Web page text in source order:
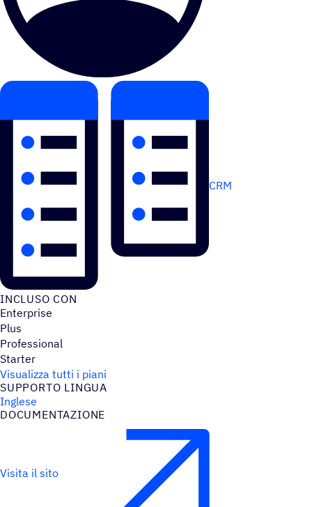
CRM
INCLUSO CON
Enterprise
Plus
Professional
Starter
Visualizza tutti i piani
SUPPORTO LINGUA
Inglese
DOCU­MEN­TA­ZIONE
Visita il sito